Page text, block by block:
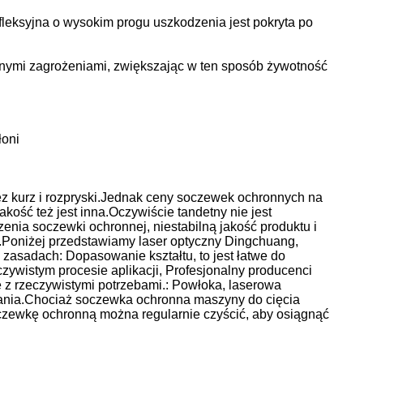
o wysokim progu uszkodzenia jest pokryta po
zagrożeniami, zwiększając w ten sposób żywotność
kurz i rozpryski.Jednak ceny soczewek ochronnych na
też jest inna.Oczywiście tandetny nie jest
soczewki ochronnej, niestabilną jakość produktu i
przedstawiamy laser optyczny Dingchuang,
Dopasowanie kształtu, to jest łatwe do
procesie aplikacji, Profesjonalny producenci
rzeczywistymi potrzebami.: Powłoka, laserowa
soczewka ochronna maszyny do cięcia
ochronną można regularnie czyścić, aby osiągnąć